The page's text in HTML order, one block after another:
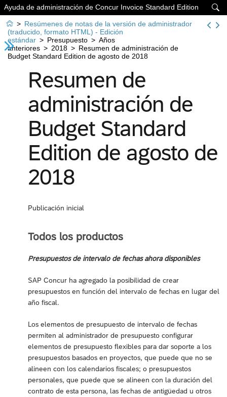

Ayuda de administración de Concur Invoice Standard Edition
 > Resúmenes de notas de la versión de administrador
(traducido, formato HTML) - Edición
estándar > Presupuesto > Años
anteriores > 2018 > Resumen de administración de
Budget Standard Edition de agosto de 2018
Resumen de
administración de
Budget Standard
Edition de agosto de
2018
Publicación inicial
Todos los productos
Presupuestos de intervalo de fechas ahora disponibles
SAP Concur ha agregado la posibilidad de crear
presupuestos en función del intervalo de fechas en lugar del
año fiscal.
Los elementos de presupuesto de intervalo de fechas
permiten al administrador de presupuesto configurar
elementos de presupuesto flexibles para dar soporte a los
presupuestos basados en proyectos, que puede que no se
alineen con los calendarios fiscales; o presupuestos
personales, que puede que se alineen con la duración del
contrato de esta persona, las fechas de antigüedad u otros